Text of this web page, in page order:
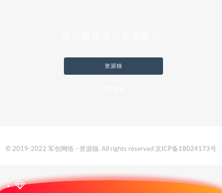
资源猫
© 2019-2022 军创网络 - 资源猫. All rights reserved 京ICP备18024173号